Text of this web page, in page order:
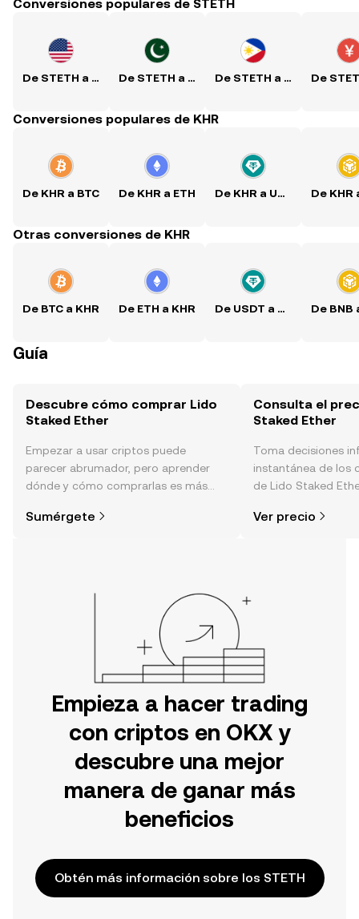
Conversiones populares de STETH
De STETH a USD De STETH a PKR De STETH a PHP
Conversiones populares de KHR
De KHR a BTC De KHR a ETH De KHR a USDT
Otras conversiones de KHR
De BTC a KHR De ETH a KHR De USDT a KHR
Guía
Descubre cómo comprar Lido
Staked Ether
Empezar a usar criptos puede
parecer abrumador, pero aprender
dónde y cómo comprarlas es más
tu aventura en la aplicación móvil de
Sumérgete
Consulta el
Staked Ether
Toma decisiones
instantánea de los
de Lido Staked
noticias y más.
Ver precio
Empieza a hacer trading
con criptos en OKX y
descubre una mejor
manera de ganar más
beneficios
Obtén más información sobre los STETH